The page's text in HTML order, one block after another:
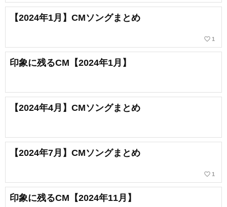
【2024年1月】CMソングまとめ
favorite_border 1
印象に残るCM【2024年1月】
【2024年4月】CMソングまとめ
【2024年7月】CMソングまとめ
favorite_border 1
印象に残るCM【2024年11月】